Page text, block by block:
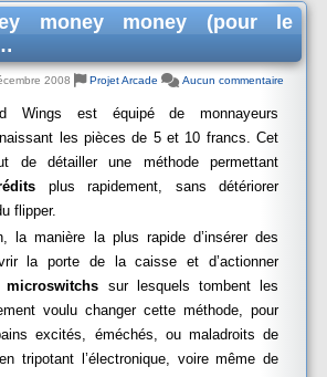
money money (pour le
2008 Projet Arcade Aucun commentaire
Wings est équipé de monnayeurs
les pièces de 5 et 10 francs. Cet
de détailler une méthode permettant
plus rapidement, sans détériorer
flipper.
la manière la plus rapide d’insérer des
la porte de la caisse et d’actionner
microswitchs sur lesquels tombent les
voulu changer cette méthode, pour
excités, éméchés, ou maladroits de
en tripotant l’électronique, voire même de